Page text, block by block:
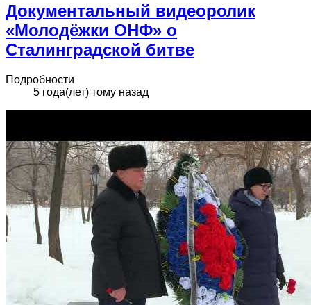
Документальный видеоролик
«Молодёжки ОНФ» о
Сталинградской битве
Подробности
5 года(лет) тому назад